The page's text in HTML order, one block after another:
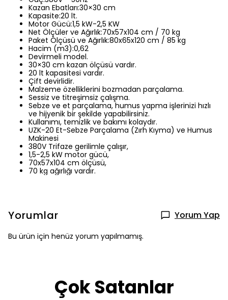
Kazan Ebatları:30×30 cm
Kapasite:20 lt.
Motor Gücü:1,5 kW-2,5 KW
Net Ölçüler ve Ağırlık:70x57x104 cm / 70 kg
Paket Ölçüsü ve Ağırlık:80x65x120 cm / 85 kg
Hacim (m3):0,62
Devirmeli model.
30×30 cm kazan ölçüsü vardır.
20 lt kapasitesi vardır.
Çift devirlidir.
Malzeme özelliklerini bozmadan parçalama.
Sessiz ve titreşimsiz çalışma.
Sebze ve et parçalama, humus yapma işlerinizi hızlı
ve hijyenik bir şekilde yapabilirsiniz.
Kullanımı, temizlik ve bakımı kolaydır.
UZK-20 Et-Sebze Parçalama (Zırh Kıyma) ve Humus
Makinesi
380V Trifaze gerilimle çalışır,
1,5-2,5 kW motor gücü,
70x57x104 cm ölçüsü,
70 kg ağırlığı vardır.
Yorumlar Yorum Yap
Bu ürün için henüz yorum yapılmamış.
Çok Satanlar